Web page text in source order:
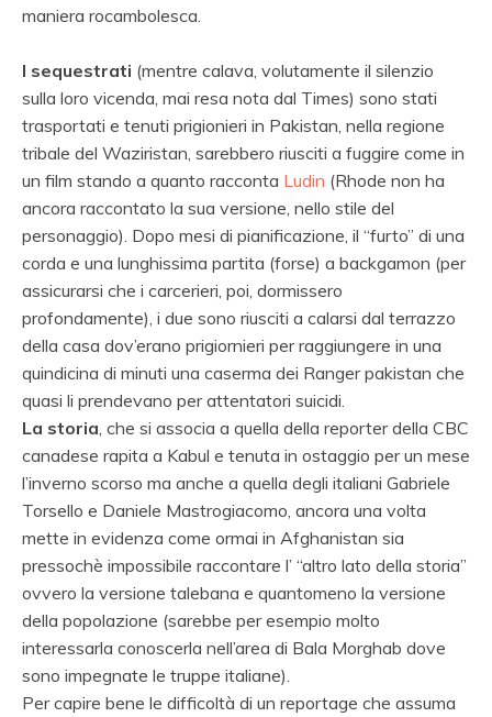
maniera rocambolesca.
I sequestrati (mentre calava, volutamente il silenzio
sulla loro vicenda, mai resa nota dal Times) sono stati
trasportati e tenuti prigionieri in Pakistan, nella regione
tribale del Waziristan, sarebbero riusciti a fuggire come in
un film stando a quanto racconta Ludin (Rhode non ha
ancora raccontato la sua versione, nello stile del
personaggio). Dopo mesi di pianificazione, il “furto” di una
corda e una lunghissima partita (forse) a backgamon (per
assicurarsi che i carcerieri, poi, dormissero
profondamente), i due sono riusciti a calarsi dal terrazzo
della casa dov’erano prigiornieri per raggiungere in una
quindicina di minuti una caserma dei Ranger pakistan che
quasi li prendevano per attentatori suicidi.
La storia , che si associa a quella della reporter della CBC
canadese rapita a Kabul e tenuta in ostaggio per un mese
l’inverno scorso ma anche a quella degli italiani Gabriele
Torsello e Daniele Mastrogiacomo, ancora una volta
mette in evidenza come ormai in Afghanistan sia
pressochè impossibile raccontare l’ “altro lato della storia”
ovvero la versione talebana e quantomeno la versione
della popolazione (sarebbe per esempio molto
interessarla conoscerla nell’area di Bala Morghab dove
sono impegnate le truppe italiane).
Per capire bene le difficoltà di un reportage che assuma